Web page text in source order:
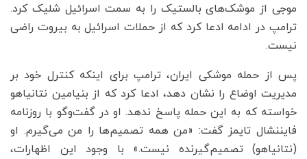
موجی از موشک‌های بالستیک را به سمت اسرائیل شلیک کرد.
ترامپ در ادامه ادعا کرد که از حملات اسرائیل به بیروت راضی
نیست.
پس از حمله موشکی ایران، ترامپ برای اینکه کنترل خود بر
مدیریت اوضاع را نشان دهد، ادعا کرد که از بنیامین نتانیاهو
خواسته که به این حمله پاسخ ندهد. او در گفت‌وگو با روزنامه
فایننشال تایمز گفت: «من همه تصمیم‌ها را من می‌گیرم. او
(نتانیاهو) تصمیم‌گیرنده نیست.» با وجود این اظهارات،